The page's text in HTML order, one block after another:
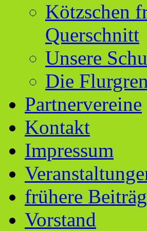
Kötzschen
Querschnitt
Unsere
Die
Partnervereine
Kontakt
Impressum
frühere
Vorstand